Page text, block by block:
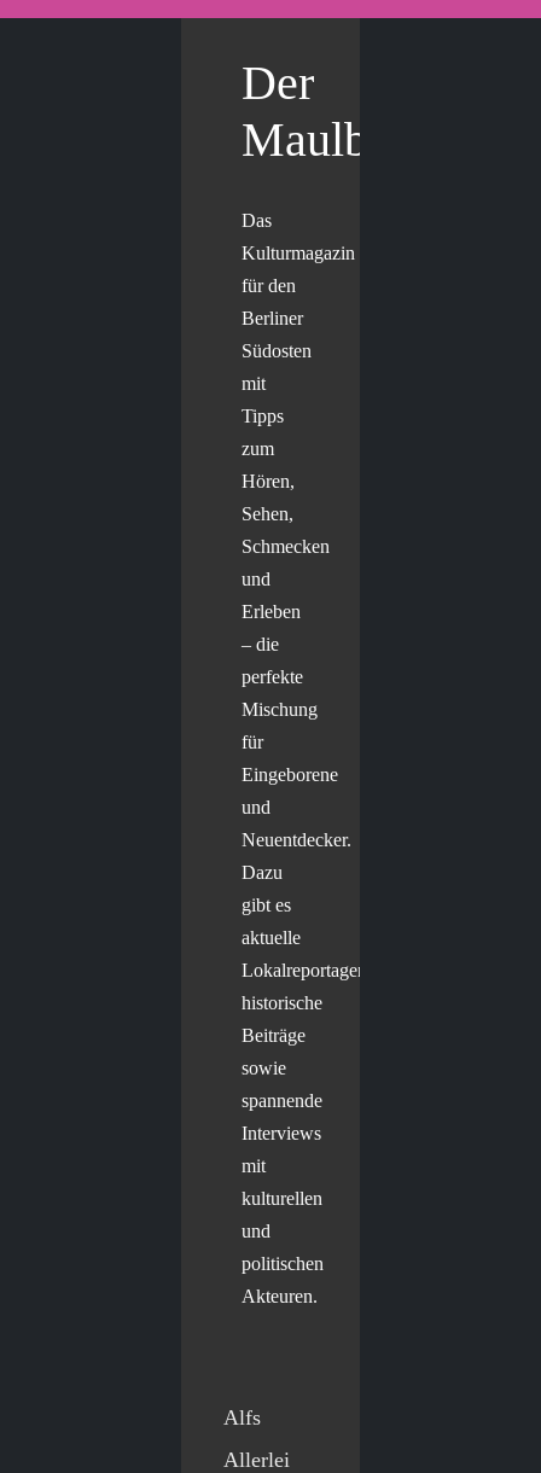
Der
Maulbär
Das
Kulturmagazin
für den
Berliner
Südosten
mit
Tipps
zum
Hören,
Sehen,
Schmecken
und
Erleben
– die
perfekte
Mischung
für
Eingeborene
und
Neuentdecker.
Dazu
gibt es
aktuelle
Lokalreportagen,
historische
Beiträge
sowie
spannende
Interviews
mit
kulturellen
und
politischen
Akteuren.
Alfs
Allerlei